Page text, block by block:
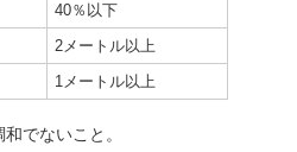
40％以下
2メートル以上
1メートル以上
でないこと。